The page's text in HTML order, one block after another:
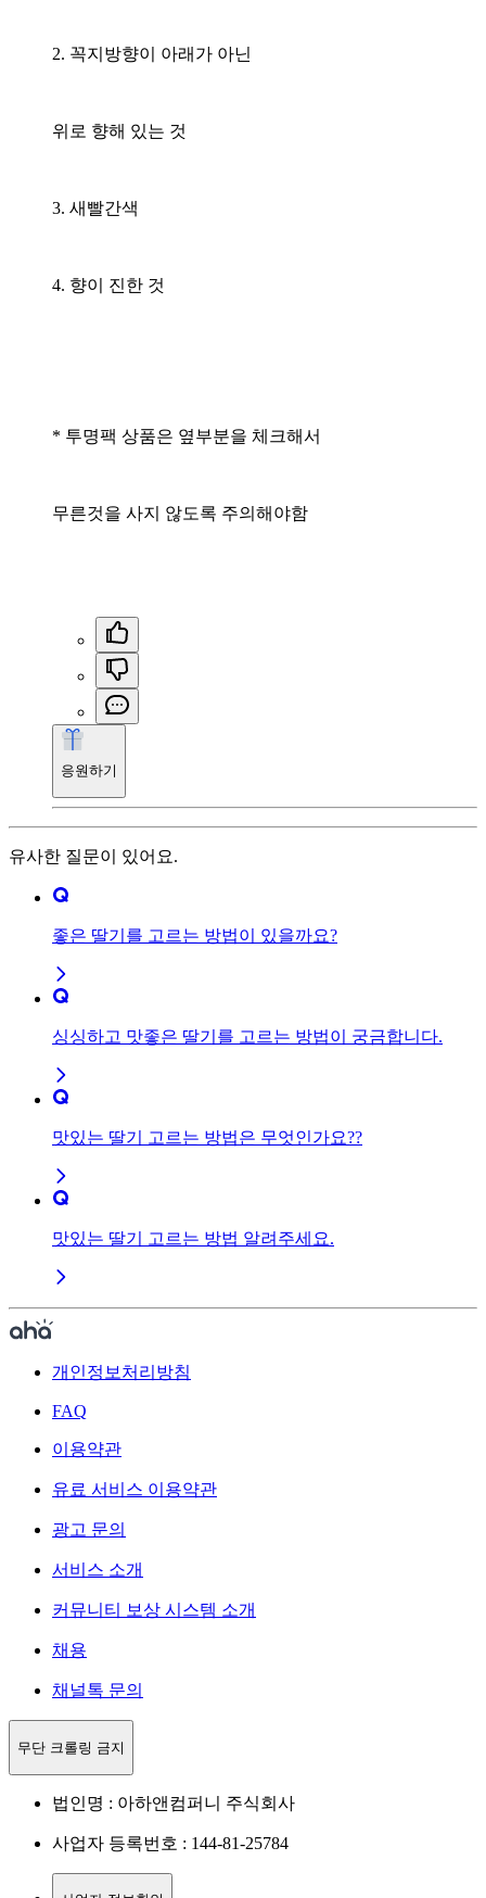
2. 꼭지방향이 아래가 아닌
위로 향해 있는 것
3. 새빨간색
4. 향이 진한 것
* 투명팩 상품은 옆부분을 체크해서
무른것을 사지 않도록 주의해야함
응원하기
유사한 질문이 있어요.
좋은 딸기를 고르는 방법이 있을까요?
싱싱하고 맛좋은 딸기를 고르는 방법이 궁금합니다.
맛있는 딸기 고르는 방법은 무엇인가요??
맛있는 딸기 고르는 방법 알려주세요.
개인정보처리방침
FAQ
이용약관
유료 서비스 이용약관
광고 문의
서비스 소개
커뮤니티 보상 시스템 소개
채용
채널톡 문의
무단 크롤링 금지
법인명 : 아하앤컴퍼니 주식회사
사업자 등록번호 : 144-81-25784